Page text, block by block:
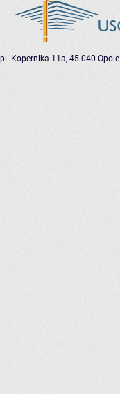
pl. Kopernika 11a, 45-040 Opole